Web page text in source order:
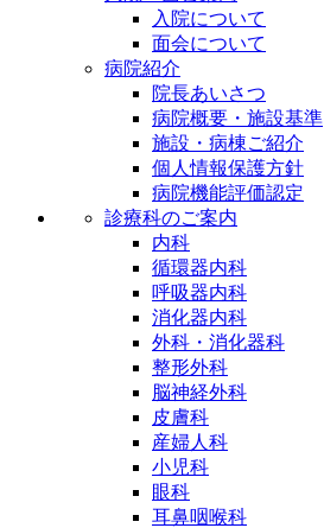
入院について
面会について
病院紹介
院長あいさつ
病院概要・施設基準
施設・病棟ご紹介
個人情報保護方針
病院機能評価認定
診療科のご案内
内科
循環器内科
呼吸器内科
消化器内科
外科・消化器科
整形外科
脳神経外科
皮膚科
産婦人科
小児科
眼科
耳鼻咽喉科